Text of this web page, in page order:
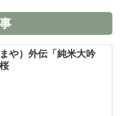
や）外伝「純米大吟